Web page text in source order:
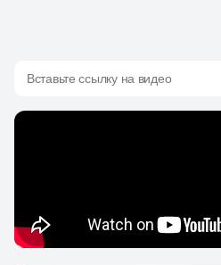
Вставьте ссылку на видео